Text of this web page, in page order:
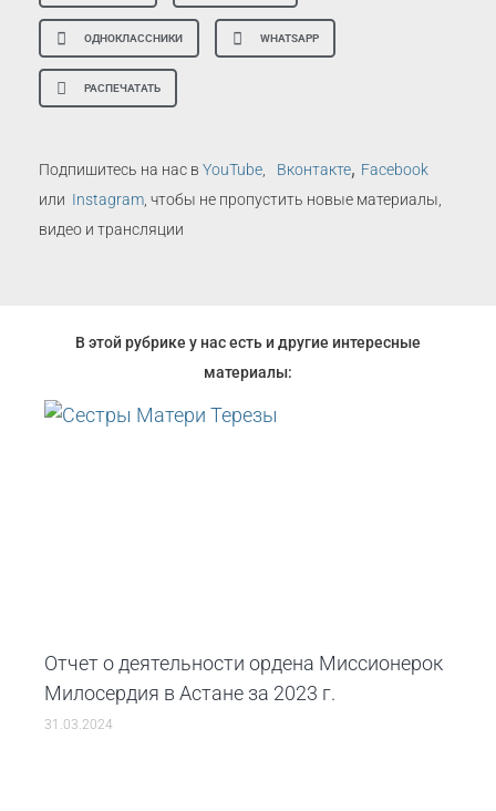
ОДНОКЛАССНИКИ WHATSAPP
РАСПЕЧАТАТЬ
Подпишитесь на нас в YouTube Вконтакте, Facebook
или Instagram , чтобы не пропустить новые материалы,
видео и трансляции
В этой рубрике у нас есть и другие интересные
материалы:
Отчет о деятельности ордена Mиссионерок
Mилосердия в Астане за 2023 г.
31.03.2024